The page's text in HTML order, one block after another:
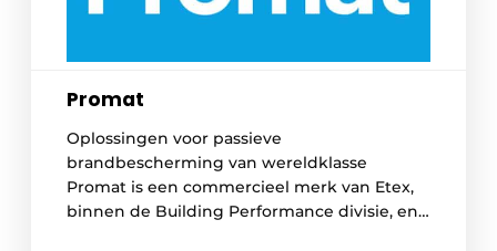
Promat
Oplossingen voor passieve
brandbescherming van wereldklasse
Promat is een commercieel merk van Etex,
binnen de Building Performance divisie, en